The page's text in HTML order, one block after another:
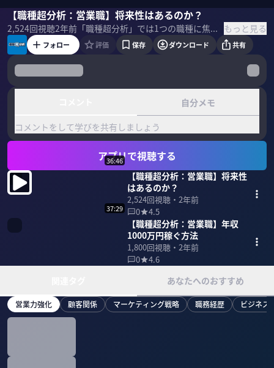
【職種超分析：営業職】将来性はあるのか？
2,524回視聴2年前 「職種超分析」では1つの職種に焦点を当てて、具体的な業務やトレンド、年収、身につくスキル、キャリアパスを専門家と共に分析していく。第1回は営業職。就活・転職するうえで将来性はあるのか？ ＜目次＞ もっと見る
佐賀駿一郎竹内孝太朗桐原理有野嶋紗己子
フォロー 評価 保存 ダウンロード 共有
自分メモ
コメントをして学びを共有しましょう
アプリで視聴する
36:46
【職種超分析：営業職】将来性
はあるのか？
2,524回視聴・ 2年前
0
4.5
37:29
【職種超分析：営業職】年収
1000万円稼ぐ方法
1,800回視聴・ 2年前
0
4.6
あなたへのおすすめ
営業力強化 顧客関係 マーケティング戦略 職務経歴 ビジネス